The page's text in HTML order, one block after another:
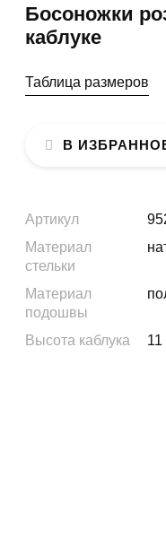
Босоножки
каблуке
Таблица размеров
В
Артикул
Материал
стельки
Материал
подошвы
Высота каблука 11